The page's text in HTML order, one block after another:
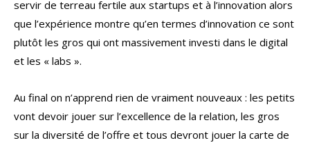
servir de terreau fertile aux startups et à l’innovation alors
que l’expérience montre qu’en termes d’innovation ce sont
plutôt les gros qui ont massivement investi dans le digital
et les « labs ».
Au final on n’apprend rien de vraiment nouveaux : les petits
vont devoir jouer sur l’excellence de la relation, les gros
sur la diversité de l’offre et tous devront jouer la carte de